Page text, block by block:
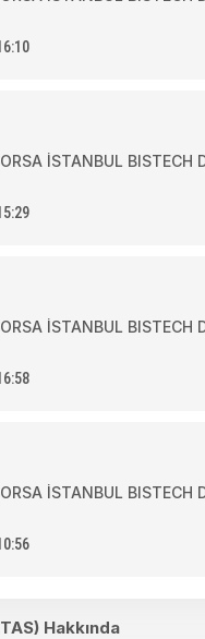
İSTANBUL BISTECH
İSTANBUL BISTECH
İSTANBUL BISTECH
Hakkında